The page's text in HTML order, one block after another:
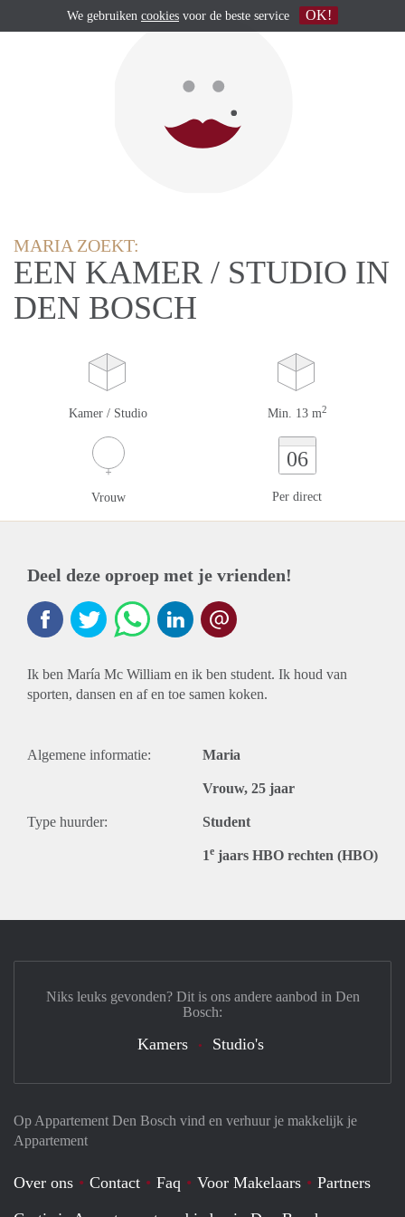
MARIA ZOEKT:
EEN KAMER / STUDIO IN
DEN BOSCH
Kamer / Studio Min. 13 m2
Vrouw
06
Per direct
Deel deze oproep met je vrienden!
Ik ben María Mc William en ik ben student. Ik houd van
sporten, dansen en af en toe samen koken.
Algemene informatie: Maria
Vrouw, 25 jaar
Type huurder: Student
1e jaars HBO rechten (HBO)
Op Appartement Den Bosch vind en verhuur je makkelijk je
Appartement
Over ons Contact Faq Voor Makelaars
Partners
Niks leuks gevonden? Dit is ons andere aanbod in Den
Bosch:
Kamers Studio's
We gebruiken cookies voor de beste service OK!